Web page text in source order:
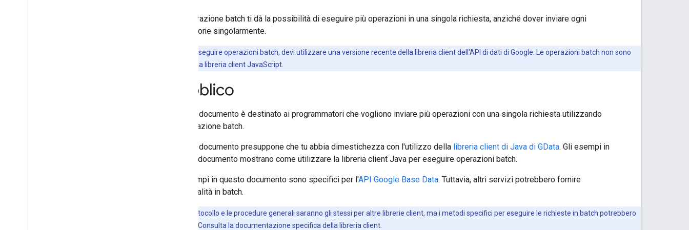
L'elaborazione batch ti dà la possibilità di eseguire più operazioni in una singola richiesta, anziché dover inviare ogni
operazione singolarmente.
: per eseguire operazioni batch, devi utilizzare una versione recente della libreria client dell'API di dati di Google. Le operazioni batch non sono
supportate dalla libreria client JavaScript.
Pubblico
Questo documento è destinato ai programmatori che vogliono inviare più operazioni con una singola richiesta utilizzando
l'elaborazione batch.
Questo documento presuppone che tu abbia dimestichezza con l'utilizzo della libreria client di Java di GData. Gli esempi in
questo documento mostrano come utilizzare la libreria client Java per eseguire operazioni batch.
Gli esempi in questo documento sono specifici per l'API Google Base Data. Tuttavia, altri servizi potrebbero fornire
funzionalità in batch.
il protocollo e le procedure generali saranno gli stessi per altre librerie client, ma i metodi specifici per eseguire le richieste in batch potrebbero
essere diversi. Consulta la documentazione specifica della libreria client.